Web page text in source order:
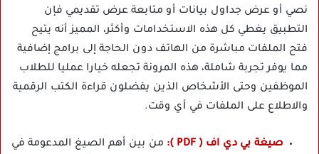
نصي أو عرض جداول بيانات أو متابعة عرض تقديمي فإن
التطبيق يغطي كل هذه الاستخدامات وأكثر، المميز أنه يتيح
فتح الملفات مباشرة من الهاتف دون الحاجة إلى برامج إضافية
مما يوفر تجربة شاملة، هذه المرونة تجعله خيارا عمليا للطلاب
الموظفين وحتى الأشخاص الذين يفضلون قراءة الكتب الرقمية
والاطلاع على الملفات في أي وقت.
صيغة بي دي اف ( PDF ):
من بين أهم الصيغ المدعومة في